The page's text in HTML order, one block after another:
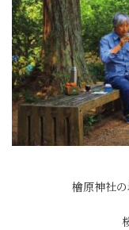
檜原神社